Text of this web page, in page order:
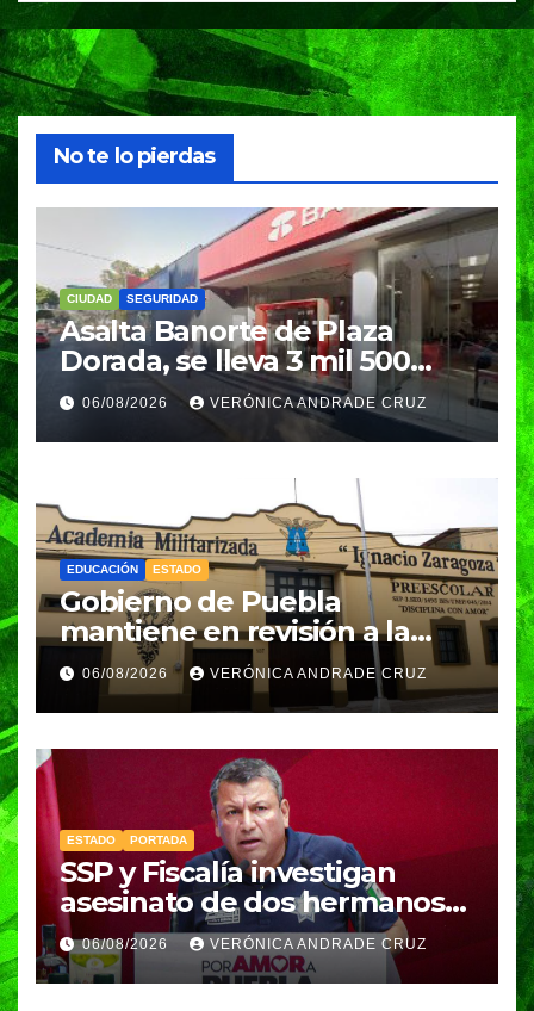
No te lo pierdas
CIUDAD SEGURIDAD
Asalta Banorte de Plaza
Dorada, se lleva 3 mil 500
pesos
06/08/2026 VERÓNICA ANDRADE CRUZ
EDUCACIÓN ESTADO
Gobierno de Puebla
mantiene en revisión a la
Academia Militarizada para
seguir operando: Armenta
06/08/2026 VERÓNICA ANDRADE CRUZ
ESTADO PORTADA
SSP y Fiscalía investigan
asesinato de dos hermanos
en Huixcolotla; refuerzan
seguridad en la Central de
Abasto
06/08/2026 VERÓNICA ANDRADE CRUZ